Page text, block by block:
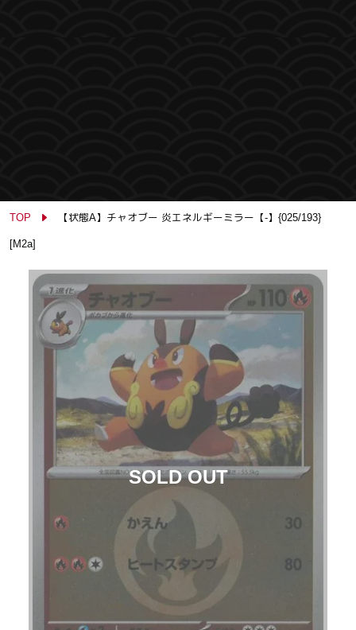
TOP 【状態A】チャオブー 炎エネルギーミラー【-】{025/193}
[M2a]